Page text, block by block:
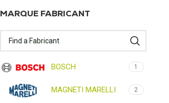
MARQUE FABRICANT
BOSCH 1
MAGNETI MARELLI 2